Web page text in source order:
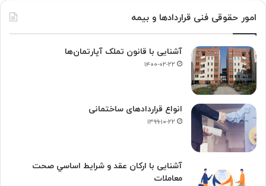
امور حقوقی فنی قراردادها و بیمه
آشنایی با قانون تملک آپارتمان‌ها
۱۴۰۰-۰۲-۲۲
انواع قراردادهای ساختمانی
۱۳۹۹-۱۰-۲۲
آشنایی با ارکان عقد و شرايط اساسي صحت
معاملات